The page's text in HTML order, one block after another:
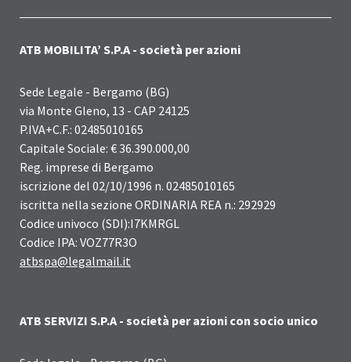
ATB MOBILITA’ S.P.A - società per azioni
Sede Legale - Bergamo (BG)
via Monte Gleno, 13 - CAP 24125
P.IVA+C.F.: 02485010165
Capitale Sociale: € 36.390.000,00
Reg. imprese di Bergamo
iscrizione del 02/10/1996 n. 02485010165
iscritta nella sezione ORDINARIA REA n.: 292929
Codice univoco (SDI):I7KMRGL
Codice IPA: VOZ77R3O
atbspa@legalmail.it
ATB SERVIZI S.P.A - società per azioni con socio unico